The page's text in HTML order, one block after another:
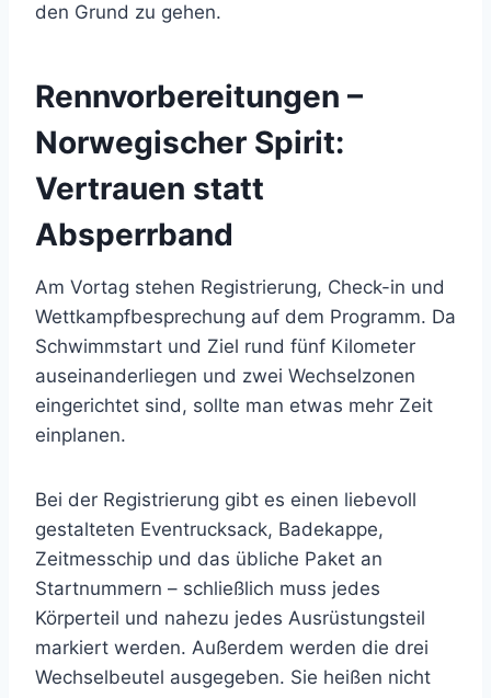
den Grund zu gehen.
Rennvorbereitungen –
Norwegischer Spirit:
Vertrauen statt
Absperrband
Am Vortag stehen Registrierung, Check-in und
Wettkampfbesprechung auf dem Programm. Da
Schwimmstart und Ziel rund fünf Kilometer
auseinanderliegen und zwei Wechselzonen
eingerichtet sind, sollte man etwas mehr Zeit
einplanen.
Bei der Registrierung gibt es einen liebevoll
gestalteten Eventrucksack, Badekappe,
Zeitmesschip und das übliche Paket an
Startnummern – schließlich muss jedes
Körperteil und nahezu jedes Ausrüstungsteil
markiert werden. Außerdem werden die drei
Wechselbeutel ausgegeben. Sie heißen nicht